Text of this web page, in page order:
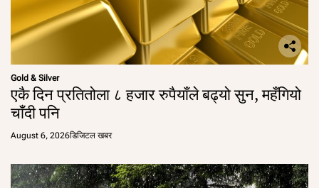
Gold & Silver
एकै दिन प्रतितोला ८ हजार रुपैयाँले बढ्यो सुन, महँगियो
चाँदी पनि
August 6, 2026डिजिटल खबर